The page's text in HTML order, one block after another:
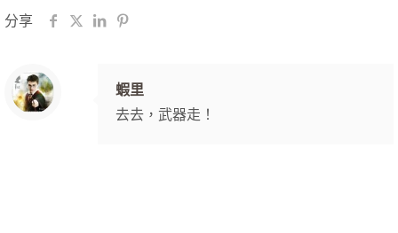
分享
蝦里
去去，武器走！